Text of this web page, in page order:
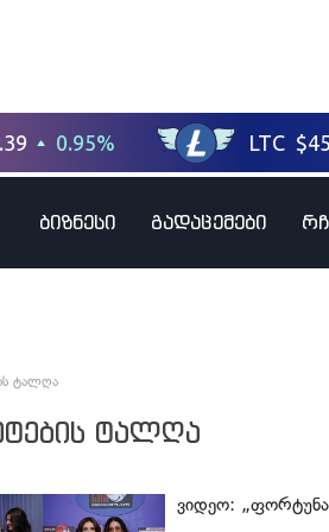
ბიზნესი გადაცემები
ტალღა
ტალღა
ვიდეო: „ფორტუნა